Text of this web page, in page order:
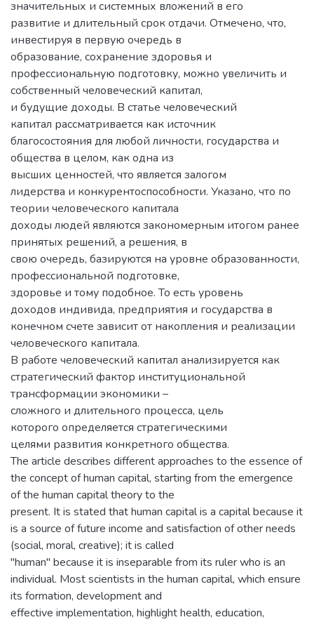
значительных и системных вложений в его
развитие и длительный срок отдачи. Отмечено, что,
инвестируя в первую очередь в
образование, сохранение здоровья и
профессиональную подготовку, можно увеличить и
собственный человеческий капитал,
и будущие доходы. В статье человеческий
капитал рассматривается как источник
благосостояния для любой личности, государства и
общества в целом, как одна из
высших ценностей, что является залогом
лидерства и конкурентоспособности. Указано, что по
теории человеческого капитала
доходы людей являются закономерным итогом ранее
принятых решений, а решения, в
свою очередь, базируются на уровне образованности,
профессиональной подготовке,
здоровье и тому подобное. То есть уровень
доходов индивида, предприятия и государства в
конечном счете зависит от накопления и реализации
человеческого капитала.
В работе человеческий капитал анализируется как
стратегический фактор институциональной
трансформации экономики –
сложного и длительного процесса, цель
которого определяется стратегическими
целями развития конкретного общества.
The article describes different approaches to the essence of
the concept of human capital, starting from the emergence
of the human capital theory to the
present. It is stated that human capital is a capital because it
is a source of future income and satisfaction of other needs
(social, moral, creative); it is called
"human" because it is inseparable from its ruler who is an
individual. Most scientists in the human capital, which ensure
its formation, development and
effective implementation, highlight health, education,